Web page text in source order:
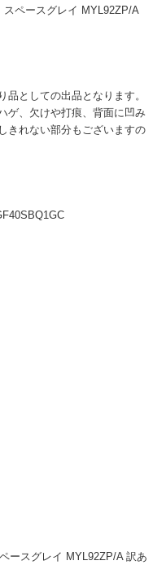
ペースグレイ MYL92ZP/A
としての出品となります。
ゲ、欠けや打痕、背面に凹み
きれない部分もございますの
ースグレイ MYL92ZP/A 訳あ